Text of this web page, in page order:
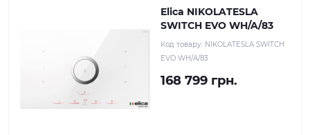
Elica NIKOLATESLA
SWITCH EVO WH/A/83
Код товару: NIKOLATESLA SWITCH
EVO WH/A/83
168 799 грн.